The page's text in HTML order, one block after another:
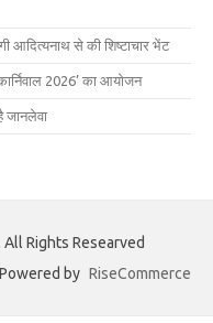
आदित्यनाथ से की शिष्टाचार भेंट
2026’ का आयोजन
जानलेवा
All Rights Researved
Powered by RiseCommerce